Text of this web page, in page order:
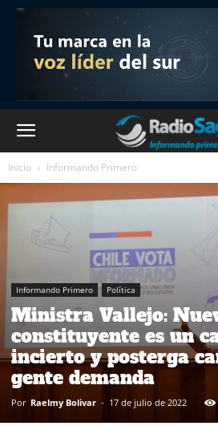
Inicio Informando Primero
Informando Primero Política
Ministra Vallejo:
constituyente es un
incierto y posterga
gente demanda
Por Raelmy Bolivar - 17 de julio de 2022